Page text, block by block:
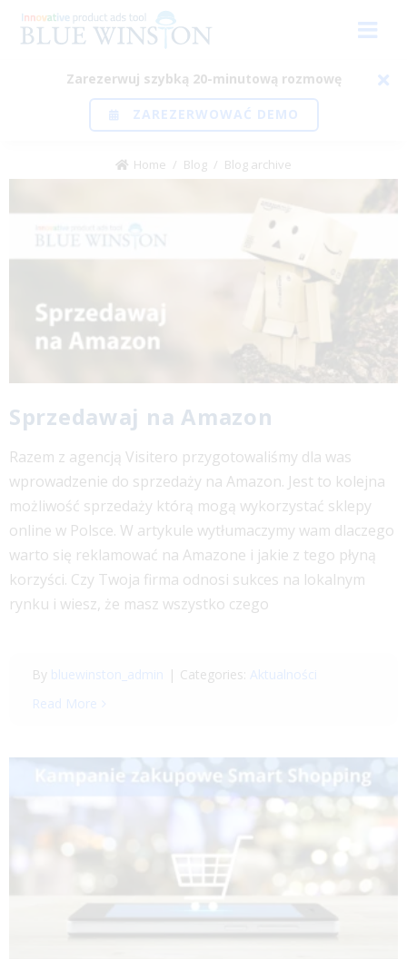
Zarezerwuj szybką 20-minutową rozmowę
ZAREZERWOWAĆ DEMO
Home / Blog / Blog archive
Sprzedawaj na Amazon
Razem z agencją Visitero przygotowaliśmy dla was
wprowadzenie do sprzedaży na Amazon. Jest to kolejna
możliwość sprzedaży którą mogą wykorzystać sklepy
online w Polsce. W artykule wytłumaczymy wam dlaczego
warto się reklamować na Amazone i jakie z tego płyną
korzyści. Czy Twoja firma odnosi sukces na lokalnym
rynku i wiesz, że masz wszystko czego
By bluewinston_admin | Categories: Aktualności
Read More